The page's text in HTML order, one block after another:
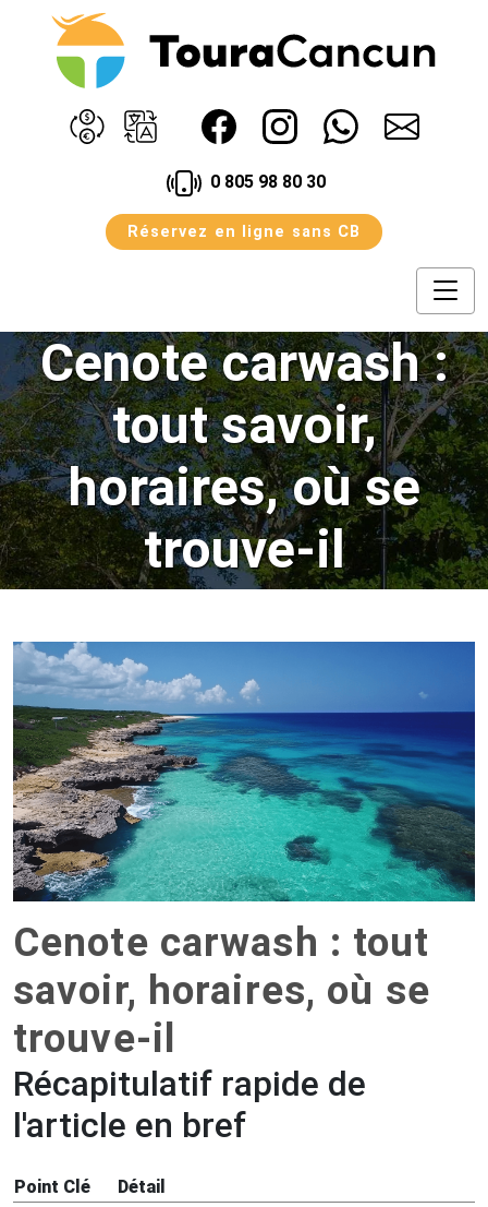
0 805 98 80 30
Réservez en ligne sans CB
Avantage Assurances Agences Avis
Blog
Contact
Conditions Notre Offre
Cenote carwash :
tout savoir,
horaires, où se
trouve-il
Cenote carwash : tout
savoir, horaires, où se
trouve-il
Récapitulatif rapide de
l'article en bref
Point Clé
Détail